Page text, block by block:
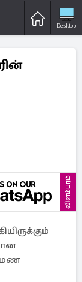
Desktop
விளம்பரம்